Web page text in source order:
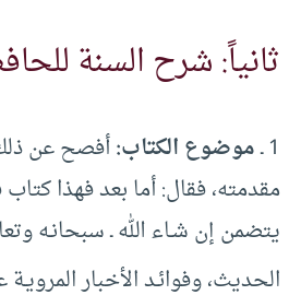
ثانياً: شرح السنة
1 ـ موضوع الكتاب:أفصح عن
مقدمته، فقال: أما بعد فهذا
يتضمن إن شـاء الله ـ سبحانـه
الحديث، وفوائـد الأخبار